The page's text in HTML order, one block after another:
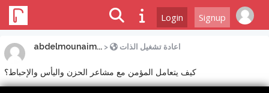
Login Signup
abdelmounaim... > اعادة تشغيل الذات
كيف يتعامل المؤمن مع مشاعر الحزن واليأس والإحباط؟